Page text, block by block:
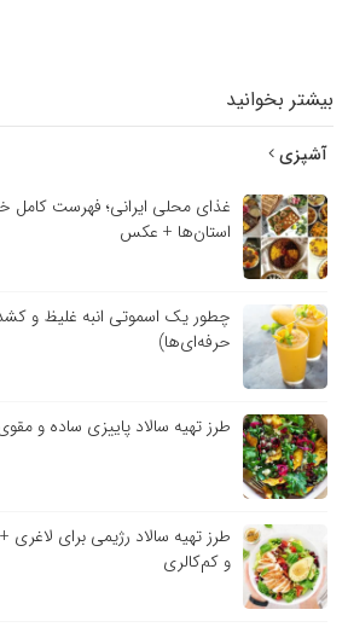
بیشتر بخوانید
آشپزی
غذای محلی ایرانی؛ فهرست کامل
استان‌ها + عکس
چطور یک اسموتی انبه غلیظ و
حرفه‌ای‌ها)
طرز تهیه سالاد پاییزی ساده و
طرز تهیه سالاد رژیمی برای
و کم‌کالری